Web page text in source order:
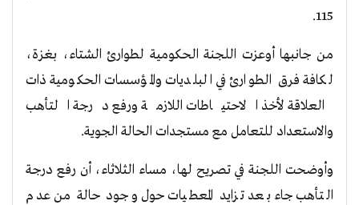
115.
من جانبها أوعزت اللجنة الحكومية لطوارئ الشتاء، بغزة،
لكافة فرق الطوارئ في البلديات والمؤسسات الحكومية ذات
العلاقة لأخذ الاحتياطات اللازمة ورفع درجة التأهب
والاستعداد للتعامل مع مستجدات الحالة الجوية.
وأوضحت اللجنة في تصريح لها، مساء الثلاثاء، أن رفع درجة
التأهب جاء بعد تزايد المعطيات حول وجود حالة من عدم